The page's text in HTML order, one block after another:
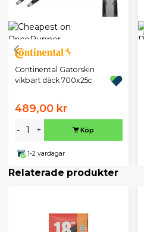
Continental Gatorskin
vikbart däck 700x25c
489,00 kr
- + Köp
1-2 vardagar
Relaterade produkter